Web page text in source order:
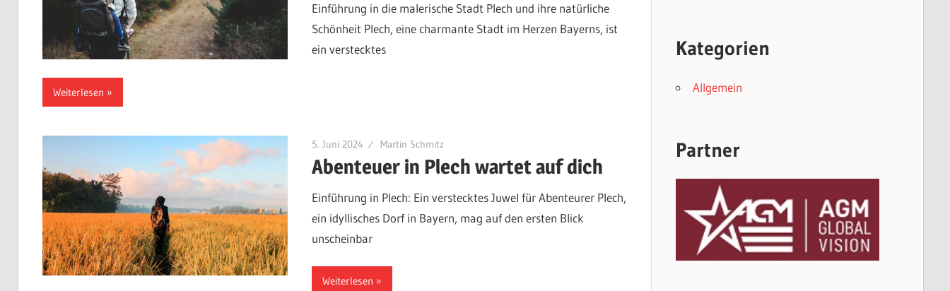
Einführung in die malerische Stadt Plech und ihre natürliche
Schönheit Plech, eine charmante Stadt im Herzen Bayerns, ist
ein verstecktes
Weiterlesen
5. Juni 2024 Martin Schmitz
Abenteuer in Plech wartet auf dich
Einführung in Plech: Ein verstecktes Juwel für Abenteurer Plech,
ein idyllisches Dorf in Bayern, mag auf den ersten Blick
unscheinbar
Weiterlesen
Kategorien
Allgemein
Partner